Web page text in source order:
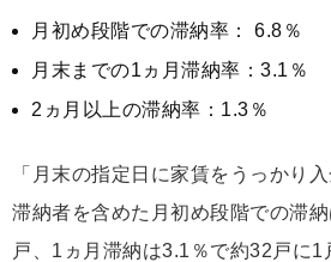
月初め段階での滞納率： 6.8％
月末までの1ヵ月滞納率：3.1％
2ヵ月以上の滞納率：1.3％
「月末の指定日に家賃をうっかり
滞納者を含めた月初め段階での滞
戸、1ヵ月滞納は3.1％で約32戸に1